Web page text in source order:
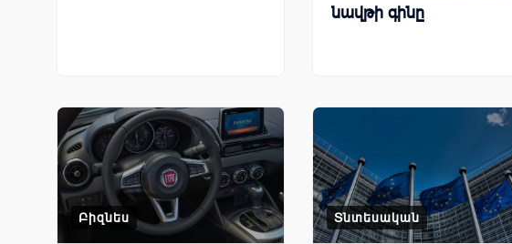
նավթի գինը
Բիզնես Տնտեսական